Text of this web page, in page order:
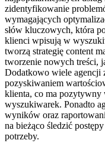
zidentyfikowanie
wymagających
słów kluczowych, która
klienci wpisują w
tworzą strategię content
tworzenie nowych treści,
Dodatkowo wiele agencji
pozyskiwaniem
klienta, co ma pozytywny
wyszukiwarek. Ponadto
wyników oraz
na bieżąco śledzić
potrzeby.